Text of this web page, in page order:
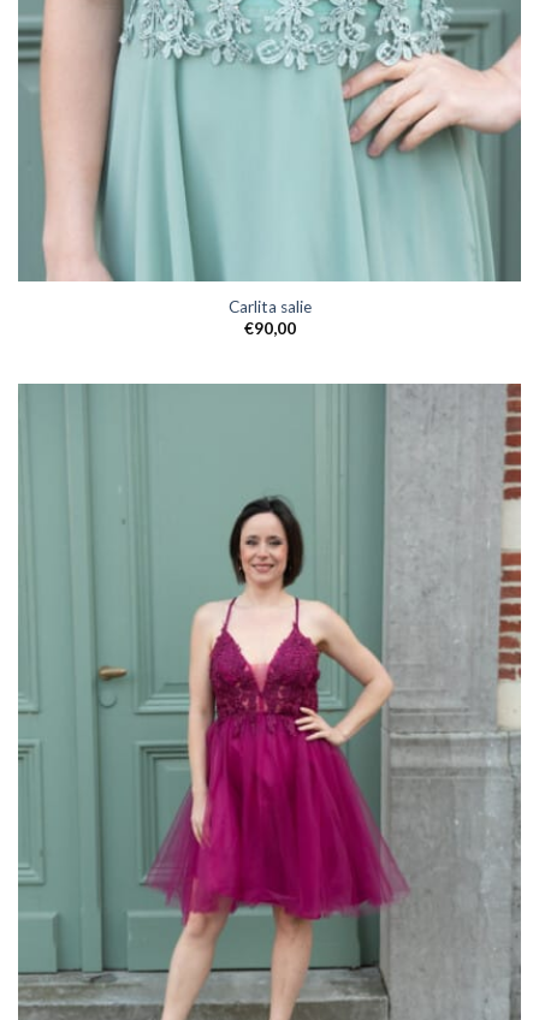
Carlita salie
€90,00